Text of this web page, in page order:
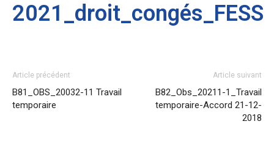
2021_droit_congés_FESS
Article précédent
B81_OBS_20032-11 Travail
temporaire
Article suivant
B82_Obs_20211-1_Travail
temporaire-Accord 21-12-
2018